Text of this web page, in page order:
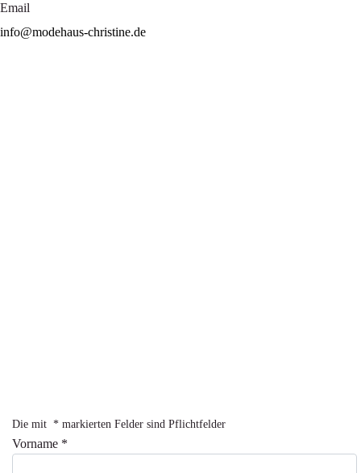
Email
info@modehaus-christine.de
Die mit * markierten Felder sind Pflichtfelder
Vorname *